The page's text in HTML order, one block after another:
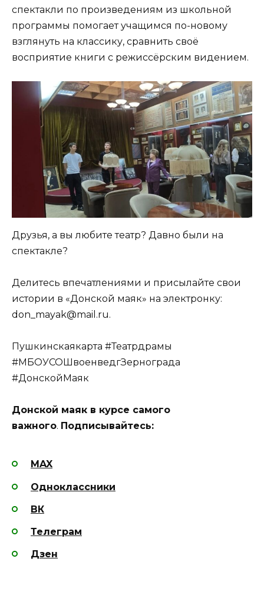
спектакли по произведениям из школьной
программы помогает учащимся по-новому
взглянуть на классику, сравнить своё
восприятие книги с режиссёрским видением.
Друзья, а вы любите театр? Давно были на
спектакле?
Делитесь впечатлениями и присылайте свои
истории в «Донской маяк» на электронку:
don_mayak@mail.ru.
Пушкинскаякарта #Театрдрамы
#МБОУСОШвоенведгЗернограда
#ДонскойМаяк
Донской маяк в курсе самого
важного. Подписывайтесь:
MAX
Одноклассники
ВК
Телеграм
Дзен